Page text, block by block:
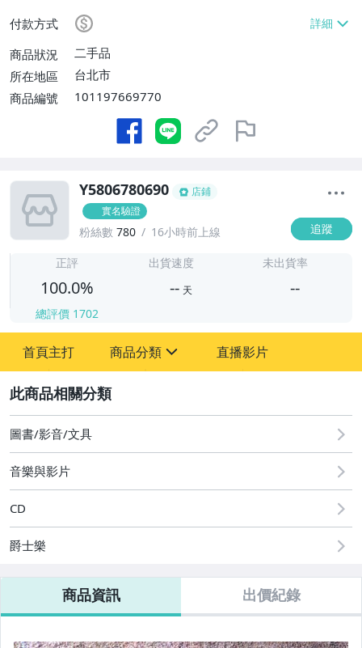
付款方式
商品狀況
二手品
所在地區
台北市
商品編號
101197669770
Y5806780690
店鋪
實名驗證
粉絲數 780 16小時前上線 追蹤
正評
100.0%
總評價 1702
出貨速度
-- 天
未出貨率
--
首頁主打 商品分類
其它
直播影片
圖書/影音/文具
音樂與影片
CD
爵士樂
商品資訊 出價紀錄